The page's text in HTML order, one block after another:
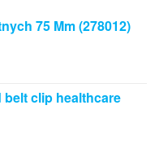
75 Mm (278012)
belt clip healthcare